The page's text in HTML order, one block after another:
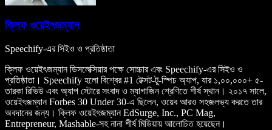
ক্লিফ ওয়েইৎজম্যান
Speechify-এর সিইও ও প্রতিষ্ঠাতা
ক্লিফ ওয়েইৎজম্যান ডিসলেক্সিয়ার পক্ষে সোচ্চার এবং Speechify-এর সিইও ও
প্রতিষ্ঠাতা। Speechify হলো বিশ্বের #1 টেক্সট-টু-স্পিচ অ্যাপ, যার ১,০০,০০০+ ৫-
তারকা রিভিউ এবং অ্যাপ স্টোরে সংবাদ ও ম্যাগাজিন শ্রেণিতে শীর্ষ স্থান। ২০১৭ সালে,
ওয়েইৎজম্যান Forbes 30 Under 30-এ ছিলেন, ওয়েব আরও সহজলভ্য করতে তার
অবদানের জন্য। ক্লিফ ওয়েইৎজম্যান EdSurge, Inc., PC Mag,
Entrepreneur, Mashable-সহ নানা শীর্ষ মিডিয়ায় আলোচিত হয়েছেন।